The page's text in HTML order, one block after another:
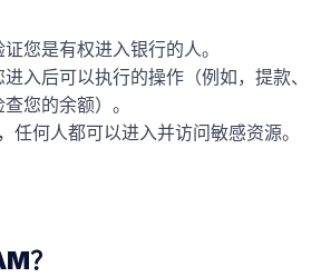
证您是有权进入银行的人。
进入后可以执行的操作（例如，提款、
您的余额）。
任何人都可以进入并访问敏感资源。
？